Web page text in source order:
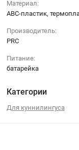
Материал:
ABC-пластик,
Производитель:
PRC
Питание:
батарейка
Категории
Для куннилингуса